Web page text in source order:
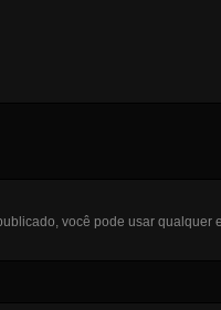
você pode usar qualquer